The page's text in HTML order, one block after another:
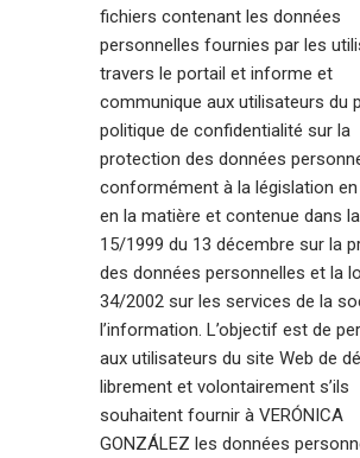
fichiers contenant les données
personnelles fournies par les
travers le portail et informe et
communique aux utilisateurs du
politique de confidentialité sur la
protection des données
conformément à la législation en
en la matière et contenue dans
15/1999 du 13 décembre sur la
des données personnelles et la
34/2002 sur les services de la
l’information. L’objectif est de
aux utilisateurs du site Web de
librement et volontairement s’ils
souhaitent fournir à VERÓNICA
GONZÁLEZ les données